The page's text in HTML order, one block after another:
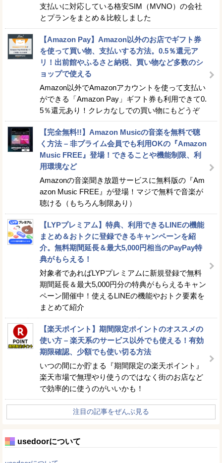
支払いに対応している格安SIM（MVNO）の会社
とプランをまとめ＆比較しました
【Amazon Pay】Amazon以外のお店でギフト券
を使って買い物、支払いする方法。0.5％還元ア
リ！出前館やふるさと納税、買い物など多数のシ
ョップで使える
Amazon以外でAmazonアカウントを使って支払い
ができる「Amazon Pay」ギフト券も利用できて0.
5％還元あり！クレカなしでの買い物にもどうぞ
【完全無料!!】Amazon Musicの音楽を無料で聴
く方法 – 非プライム会員でも利用OKの『Amazon
Music FREE』登場！できることや機能制限、利
用環境など
Amazonの音楽聞き放題サービスに無料版の『Am
azon Music FREE』が登場！マジで無料で音楽が
聴ける（もちろん制限あり）
【LYPプレミアム】特典、利用できるLINEの機能
まとめ＆おトクに登録できるキャンペーンを紹
介。無料期間延長＆最大5,000円相当のPayPay特
典がもらえる！
対象者であればLYPプレミアムに新規登録で無料
期間延長＆最大5,000円分の特典がもらえるキャン
ペーン開催中！使えるLINEの機能やおトク要素を
まとめて紹介
【楽天ポイント】期間限定ポイントのオススメの
使い方 – 楽天系のサービス以外でも使える！有効
期限確認、少額でも使い切る方法
いつの間にか貯まる『期間限定の楽天ポイント』
楽天市場で無理やり使うのではなく街のお店など
で効率的に使うのがいいかも！
注目の記事をぜんぶ見る
usedoorについて